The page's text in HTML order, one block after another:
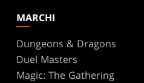
MARCHI
Dungeons & Dragons
Duel Masters
Magic: The Gathering